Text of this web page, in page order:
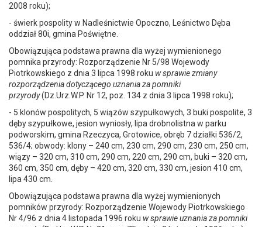
2008 roku);
- świerk pospolity w Nadleśnictwie Opoczno, Leśnictwo Dęba
oddział 80i, gmina Poświętne.
Obowiązująca podstawa prawna dla wyżej wymienionego
pomnika przyrody: Rozporządzenie Nr 5/98 Wojewody
Piotrkowskiego z dnia 3 lipca 1998 roku w sprawie zmiany
rozporządzenia dotyczącego uznania za pomniki
przyrody(Dz.Urz.W.P. Nr 12, poz. 134 z dnia 3 lipca 1998 roku);
- 5 klonów pospolitych, 5 wiązów szypułkowych, 3 buki pospolite, 3
dęby szypułkowe, jesion wyniosły, lipa drobnolistna w parku
podworskim, gmina Rzeczyca, Grotowice, obręb 7 działki 536/2,
536/4; obwody: klony – 240 cm, 230 cm, 290 cm, 230 cm, 250 cm,
wiązy – 320 cm, 310 cm, 290 cm, 220 cm, 290 cm, buki – 320 cm,
360 cm, 350 cm, dęby – 420 cm, 320 cm, 330 cm, jesion 410 cm,
lipa 430 cm.
Obowiązująca podstawa prawna dla wyżej wymienionych
pomników przyrody: Rozporządzenie Wojewody Piotrkowskiego
Nr 4/96 z dnia 4 listopada 1996 roku w sprawie uznania za pomniki